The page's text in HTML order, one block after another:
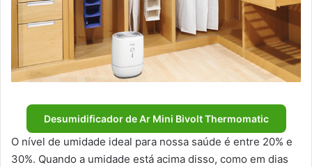
Desumidificador de Ar Mini Bivolt Thermomatic
O nível de umidade ideal para nossa saúde é entre 20% e
30%. Quando a umidade está acima disso, como em dias